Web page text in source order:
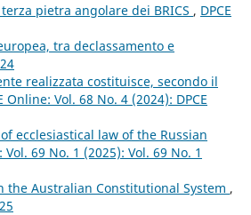
pietra angolare dei BRICS , DPCE
tra declassamento e
realizzata costituisce, secondo il
Online: Vol. 68 No. 4 (2024): DPCE
ecclesiastical law of the Russian
Vol. 69 No. 1 (2025): Vol. 69 No. 1
the Australian Constitutional System ,